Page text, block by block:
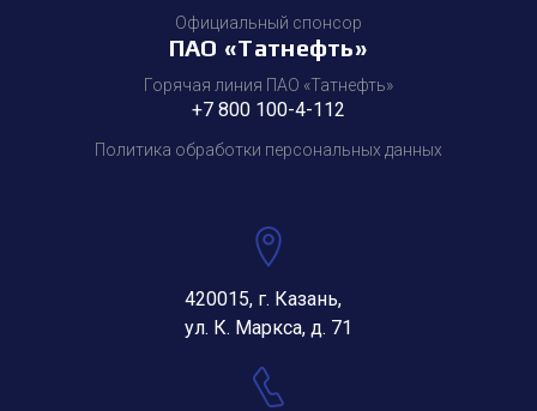
Официальный спонсор
ПАО «Татнефть»
Горячая линия ПАО «Татнефть»
+7 800 100-4-112
Политика обработки персональных данных
420015, г. Казань,
ул. К. Маркса, д. 71